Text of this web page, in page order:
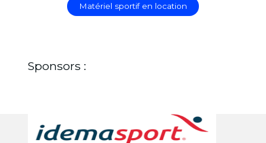
Matériel sportif en location
Sponsors :